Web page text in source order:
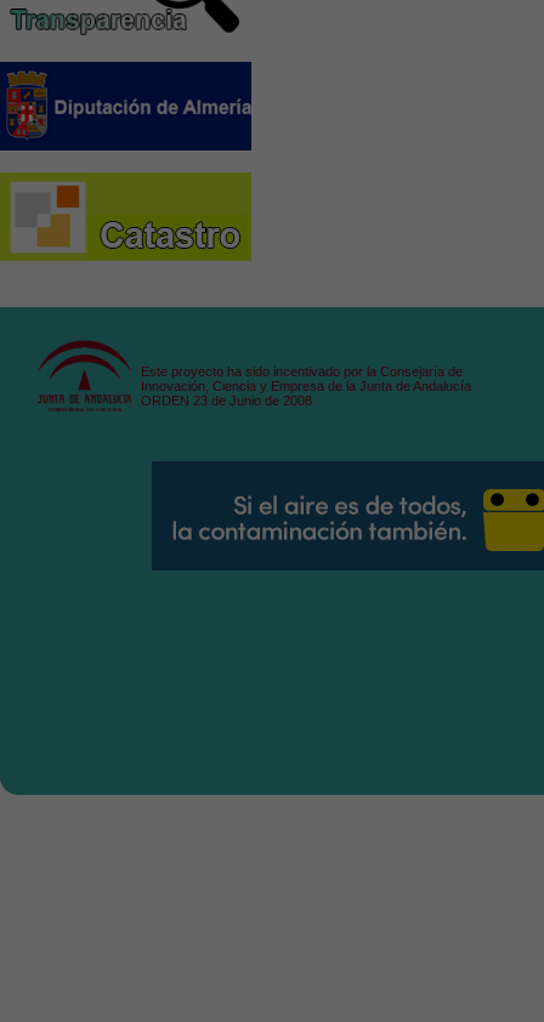
Este proyecto ha sido incentivado por la Consejaría de
Innovación, Ciencia y Empresa de la Junta de Andalucía
ORDEN 23 de Junio de 2008